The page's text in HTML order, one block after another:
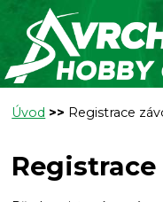
Úvod >> Registrace
Registrace